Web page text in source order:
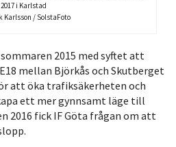
i Karlstad
Karlsson / SolstaFoto
2015 med syftet att
mellan Björkås och Skutberget
att öka trafiksäkerheten och
ett mer gynnsamt läge till
2016 fick IF Göta frågan om att